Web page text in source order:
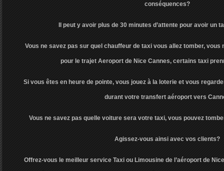
conséquences?
Il peut y avoir plus de 30 minutes d’attente pour avoir un
Vous ne savez pas sur quel chauffeur de taxi vous allez tomber, vous
pour le trajet Aeroport de Nice Cannes, certains taxi
Si vous êtes en heure de pointe, vous jouez à la loterie et vous
durant votre transfert aéroport vers
Vous ne savez pas quelle voiture sera votre taxi, vous pouvez
Agissez-vous ainsi avec vos clients?
Offrez-vous le meilleur service Taxi ou Limousine de l’aéroport de